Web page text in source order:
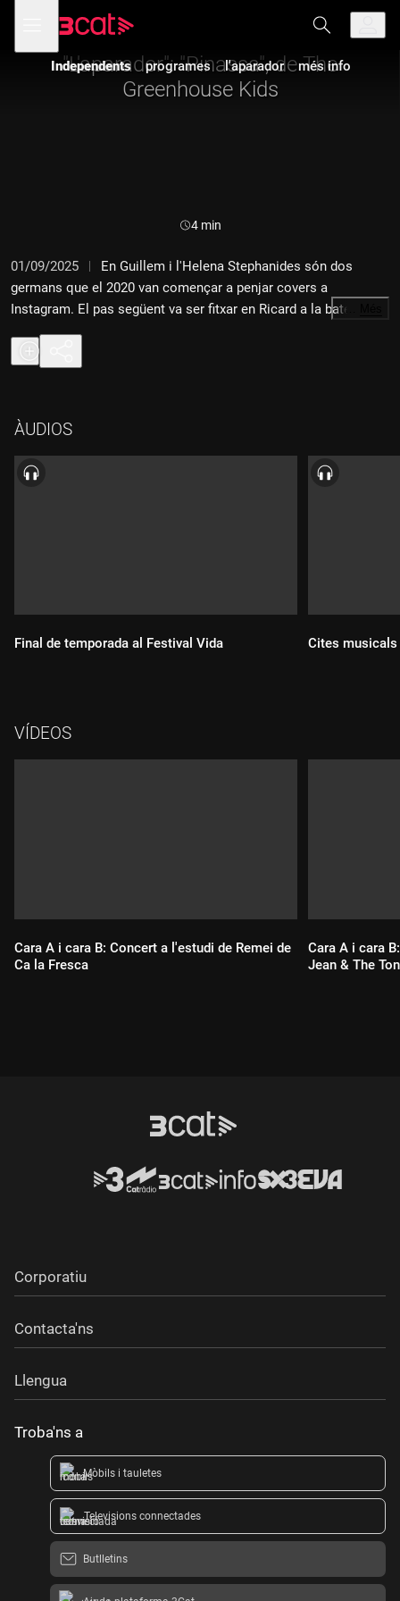
navegació
principal
menú
de
Independents programes l'aparador més info
"L'aparador": "Pinassa", de The
Greenhouse Kids
Durada:
4 min
01/09/2025
En Guillem i l'Helena Stephanides són dos
germans que el 2020 van començar a penjar covers a
Instagram. El pas següent va ser fitxar en Ricard a la bateria i
crear The Greenhouse Kids. Ara acaben de treure una cançó
nova, "Pinassa".
…
ÀUDIOS
Final de temporada al Festival Vida Cites
VÍDEOS
Cara A i cara B: Concert a l'estudi de Remei de
Ca la Fresca
Cara A i cara
Jean & The
Corporatiu
Contacta'ns
Llengua
Troba'ns a
Mòbils i tauletes
Televisions connectades
Butlletins